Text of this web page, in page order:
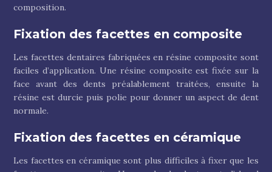
composition.
Fixation des facettes en composite
Les facettes dentaires fabriquées en résine composite sont
faciles d’application. Une résine composite est fixée sur la
face avant des dents préalablement traitées, ensuite la
résine est durcie puis polie pour donner un aspect de dent
normale.
Fixation des facettes en céramique
Les facettes en céramique sont plus difficiles à fixer que les